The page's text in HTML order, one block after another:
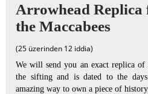
Arrowhead Replica
the Maccabees
(25 üzerinden 12 iddia)
We will send you an exact replica of
the sifting and is dated to the
amazing way to own a piece of history.